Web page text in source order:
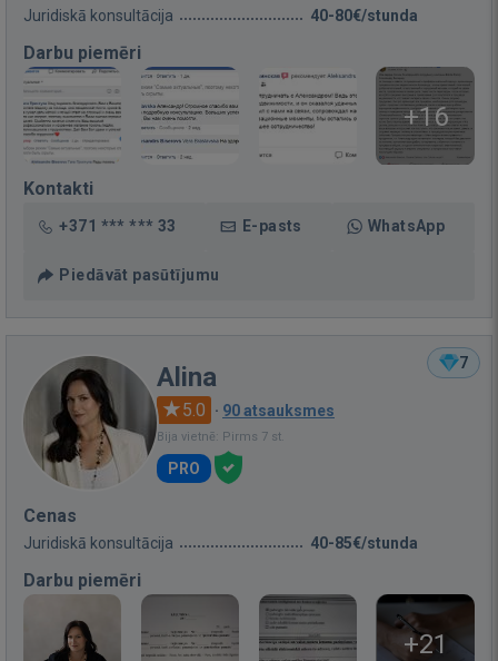
Juridiskā konsultācija 40-80€/stunda
Darbu piemēri
+16
Kontakti
+371 *** *** 33 E-pasts WhatsApp
Piedāvāt pasūtījumu
7
Alina
5.0 · 90 atsauksmes
Bija vietnē: Pirms 7 st.
PRO
Cenas
Juridiskā konsultācija 40-85€/stunda
Darbu piemēri
+21